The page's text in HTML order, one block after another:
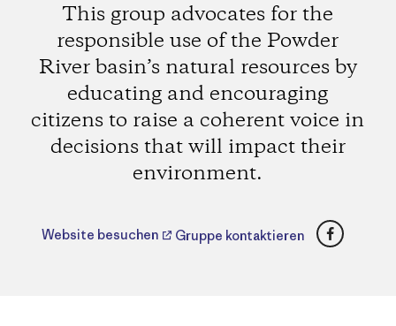
This group advocates for the
responsible use of the Powder
River basin’s natural resources by
educating and encouraging
citizens to raise a coherent voice in
decisions that will impact their
environment.
Website besuchen Gruppe kontaktieren